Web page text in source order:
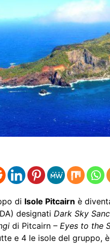
di Isole Pitcairn è
designati Dark Sky
di Pitcairn – Eyes to the
e 4 le isole del gruppo,